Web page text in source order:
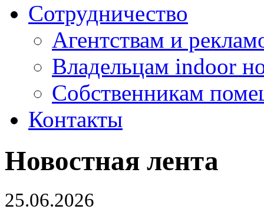
Сотрудничество
Агентствам и
Владельцам indoor
Собственникам
Контакты
Новостная лента
25.06.2026